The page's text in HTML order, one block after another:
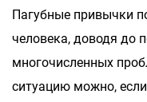
Пагубные привычки
человека, доводя до
многочисленных
ситуацию можно,